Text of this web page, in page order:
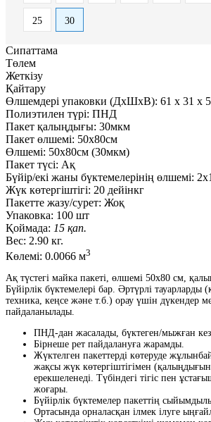
25 30
Сипаттама
Төлем
Жеткізу
Қайтару
Өлшемдері упаковки (ДxШxВ): 61 x 31 x
Полиэтилен түрі: ПНД
Пакет қалыңдығы: 30мкм
Пакет өлшемі: 50x80см
Өлшемі: 50x80см (30мкм)
Пакет түсі: Ақ
Бүйір/екі жаны бүктемелерінің өлшемі:
Жүк көтергіштігі: 20 дейінкг
Пакетте жазу/сурет: Жоқ
Упаковка: 100 шт
Қоймада: 15 қап.
Вес: 2.90 кг.
Көлемі: 0.0066 м3
Ақ түстегі майка пакеті, өлшемі 50x80 см,
Бүйірлік бүктемелері бар. Әртүрлі тауарларды
техника, кеңсе және т.б.) орау үшін дүкендер
пайдаланылады.
ПНД-дан жасалады, бүктеген/мыжған
Бірнеше рет пайдалануға жарамды.
Жүктелген пакеттерді көтеруде
жақсы жүк көтергіштігімен
ерекшеленеді. Түбіндегі тігіс пен
жоғары.
Бүйірлік бүктемелер пакеттің
Ортасында орналасқан ілмек ілуге